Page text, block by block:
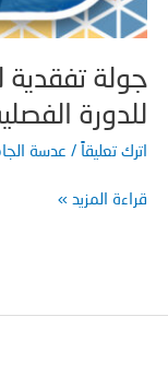
جولة تفقدية
للدورة
اترك تعليقاً / عدسة
قراءة المزيد »